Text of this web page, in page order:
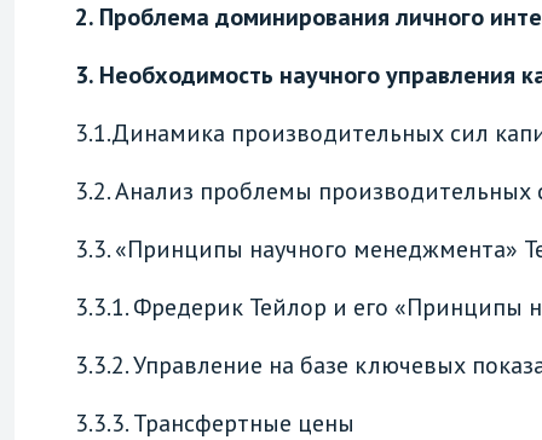
2. Проблема доминирования личного
3. Необходимость научного управления
3.1.Динамика производительных сил
3.2. Анализ проблемы производительных
3.3. «Принципы научного менеджмента»
3.3.1. Фредерик Тейлор и его «Принципы
3.3.2. Управление на базе ключевых
3.3.3. Трансфертные цены